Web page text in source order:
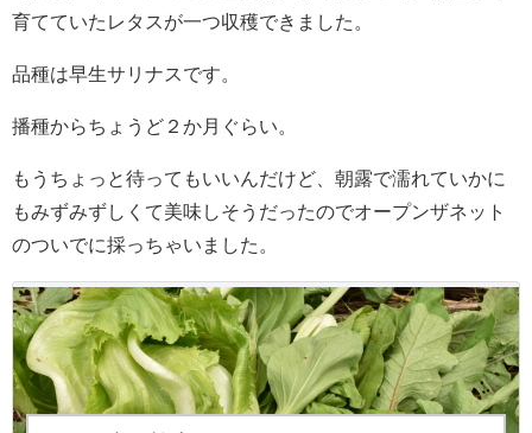
育てていたレタスが一つ収穫できました。
品種は早生サリナスです。
播種からちょうど２か月ぐらい。
もうちょっと待ってもいいんだけど、朝露で濡れていかに
もみずみずしくて美味しそうだったのでオープンザネット
のついでに採っちゃいました。